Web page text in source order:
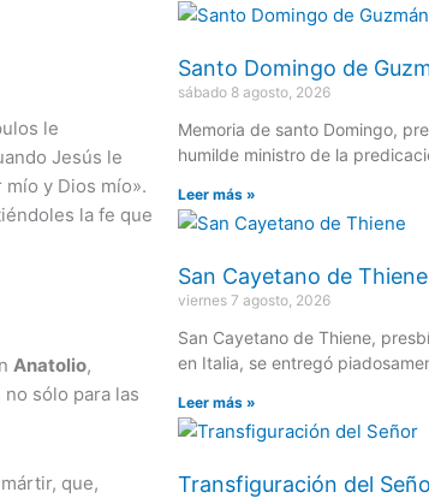
le
Jesús le
y Dios mío».
la fe que
Anatolio,
sólo para las
que,
Santo Domingo de
sábado 8 agosto, 2026
Memoria de santo Domingo,
humilde ministro de la
Leer más »
San Cayetano de Thiene
viernes 7 agosto, 2026
San Cayetano de Thiene,
en Italia, se entregó
Leer más »
Transfiguración del
Página
Página
Página
Página
Página